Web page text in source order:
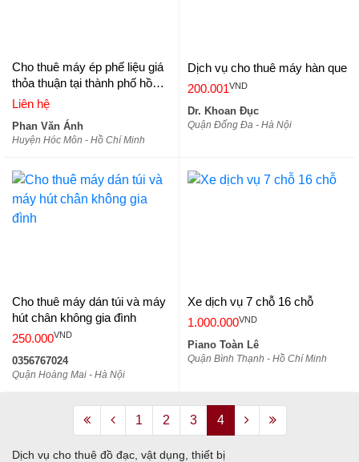
Cho thuê máy ép phế liệu giá
thỏa thuận tại thành phố hồ
chí minh
Liên hệ
Phan Văn Ánh
Huyện Hóc Môn - Hồ Chí Minh
Dịch vụ cho thuê máy hàn que
200.001VND
Dr. Khoan Đục
Quận Đống Đa - Hà Nội
Cho thuê máy dán túi và máy
hút chân không gia đình
250.000VND
0356767024
Quận Hoàng Mai - Hà Nội
Xe dịch vụ 7 chỗ 16 chỗ
1.000.000VND
Piano Toàn Lê
Quận Bình Thạnh - Hồ Chí Minh
1 2 3 4
Dịch vụ cho thuê đồ đạc, vật dụng, thiết bị